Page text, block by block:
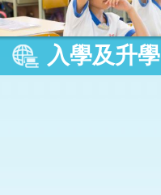
入學及升學